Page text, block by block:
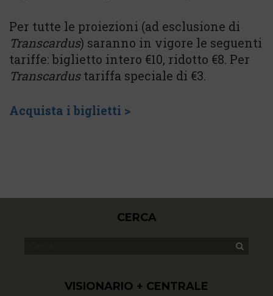
Per tutte le proiezioni (ad esclusione di
Transcardus) saranno in vigore le seguenti
tariffe: biglietto intero €10, ridotto €8. Per
Transcardustariffa speciale di €3.
Acquista i biglietti >
CERCA
VISIONARIO + CENTRALE